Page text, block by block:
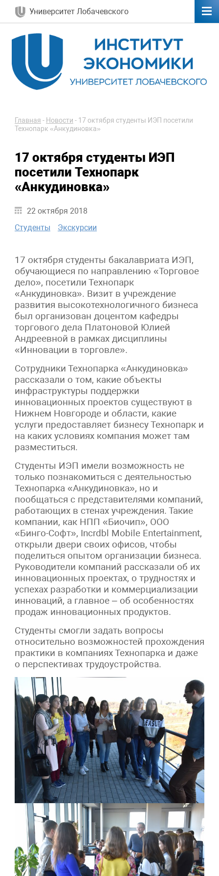
Университет Лобачевского
Главная - Новости - 17 октября студенты ИЭП посетили
Технопарк «Анкудиновка»
17 октября студенты ИЭП
посетили Технопарк
«Анкудиновка»
22 октября 2018
Студенты
Экскурсии
17 октября студенты бакалавриата ИЭП,
обучающиеся по направлению «Торговое
дело», посетили Технопарк
«Анкудиновка». Визит в учреждение
развития высокотехнологичного бизнеса
был организован доцентом кафедры
торгового дела Платоновой Юлией
Андреевной в рамках дисциплины
«Инновации в торговле».
Сотрудники Технопарка «Анкудиновка»
рассказали о том, какие объекты
инфраструктуры поддержки
инновационных проектов существуют в
Нижнем Новгороде и области, какие
услуги предоставляет бизнесу Технопарк и
на каких условиях компания может там
разместиться.
Студенты ИЭП имели возможность не
только познакомиться с деятельностью
Технопарка «Анкудиновка», но и
пообщаться с представителями компаний,
работающих в стенах учреждения. Такие
компании, как НПП «Биочип», ООО
«Бинго-Софт», Incrdbl Mobile Entertainment,
открыли двери своих офисов, чтобы
поделиться опытом организации бизнеса.
Руководители компаний рассказали об их
инновационных проектах, о трудностях и
успехах разработки и коммерциализации
инноваций, а главное – об особенностях
продаж инновационных продуктов.
Студенты смогли задать вопросы
относительно возможностей прохождения
практики в компаниях Технопарка и даже
о перспективах трудоустройства.